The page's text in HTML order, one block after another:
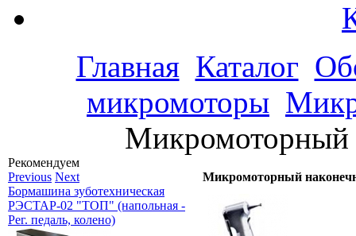
Главная Каталог
микромоторы
Рекомендуем
Previous Next
Бормашина зуботехническая
РЭСТАР-02 "ТОП" (напольная -
Рег. педаль, колено)
Микромоторный